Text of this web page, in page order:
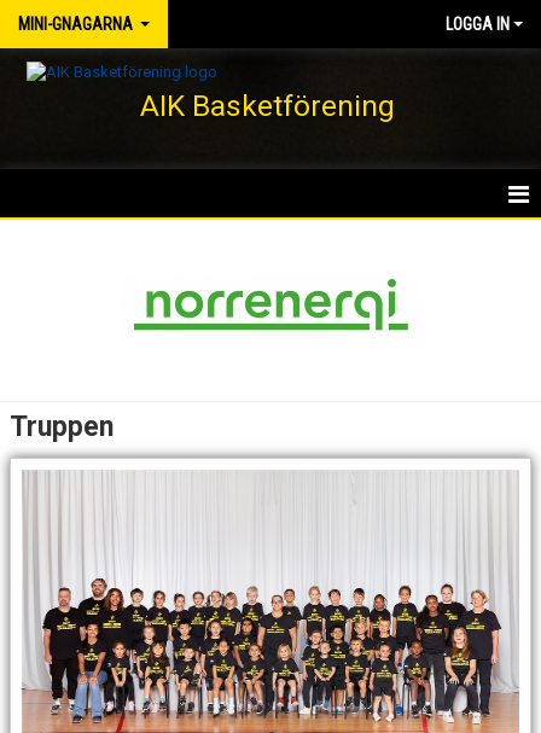
MINI-GNAGARNA LOGGA IN
AIK Basketförening
TRUPPEN
KONTAKT
Truppen